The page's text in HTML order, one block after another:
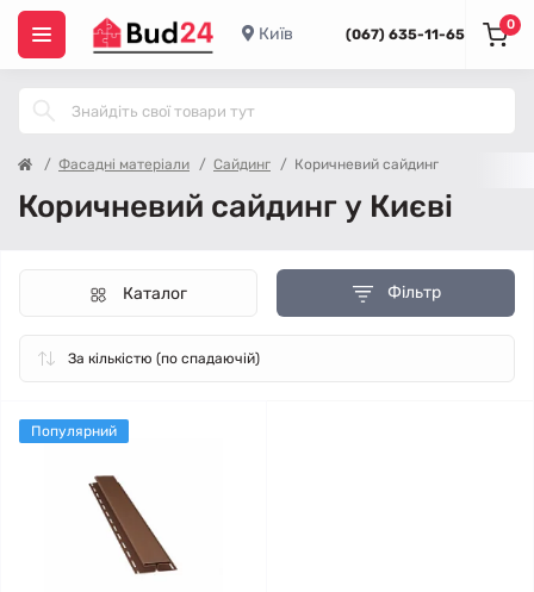
Київ (067) 635-11-65
0
Фасадні матеріали Сайдинг Коричневий сайдинг
Коричневий сайдинг у Києві
Фільтр
Каталог
Популярний